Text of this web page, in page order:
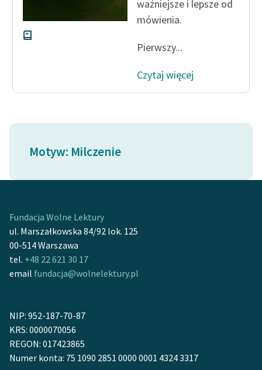
niepełnosprawnościami
feministycznej
twórców przechodzących
lektur szkolnych oraz
Odkurzamy bohaterów
Szkoła Poezji Wolnych
Lektur
O nas
O projekcie
ważniejsze i lepsze od
mówienia.
Pierwszy...
Czytaj więcej
Motyw: Milczenie
Fundacja Wolne Lektury
ul. Marszałkowska 84/92 lok. 125
00-514 Warszawa
tel. +48 22 621 30 17
email fundacja@wolnelektury.pl
NIP: 952-187-70-87
KRS: 0000070056
REGON: 017423865
Numer konta: 75 1090 2851 0000 0001 4324 3317